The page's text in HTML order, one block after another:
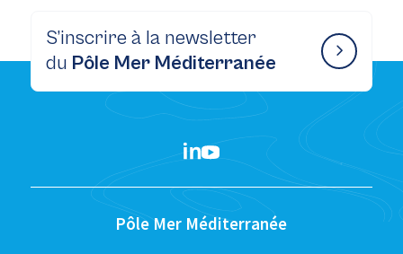
S’inscrire à la newsletter
du Pôle Mer Méditerranée
Pôle Mer Méditerranée